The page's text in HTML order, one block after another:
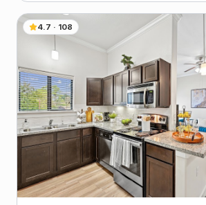
4.7 · 108